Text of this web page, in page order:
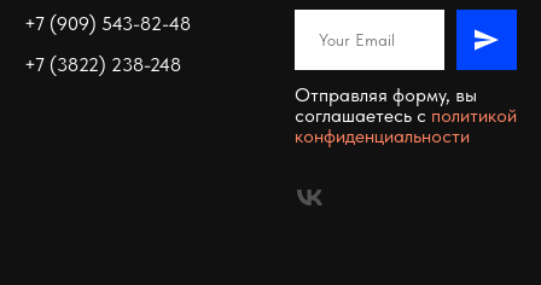
+7 (909) 543-82-48
+7 (3822) 238-248
Отправляя форму, вы
соглашаетесь c политикой
конфиденциальности